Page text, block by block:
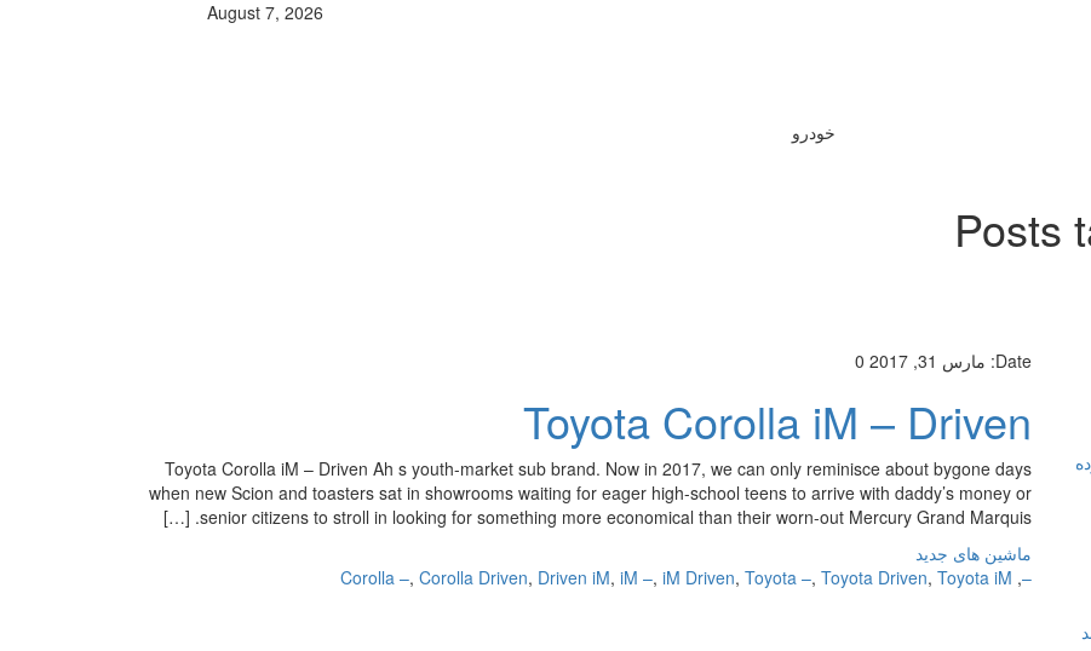
August 7, 2026
خودرو
Posts
Date: مارس 31, 2017 0
Toyota Corolla iM – Driven
Toyota Corolla iM – Driven Ah s youth-market sub brand. Now in 2017, we can only reminisce about bygone days
when new Scion and toasters sat in showrooms waiting for eager high-school teens to arrive with daddy’s money or
senior citizens to stroll in looking for something more economical than their worn-out Mercury Grand Marquis. […]
ماشین های جدید
–
,
Corolla –, Corolla Driven, Driven iM, iM –, iM Driven, Toyota –, Toyota Driven, Toyota iM